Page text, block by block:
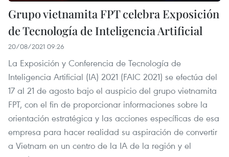
Grupo vietnamita FPT celebra Exposición
de Tecnología de Inteligencia Artificial
20/08/2021 09:26
La Exposición y Conferencia de Tecnología de
Inteligencia Artificial (IA) 2021 (FAIC 2021) se efectúa del
17 al 21 de agosto bajo el auspicio del grupo vietnamita
FPT, con el fin de proporcionar informaciones sobre la
orientación estratégica y las acciones específicas de esa
empresa para hacer realidad su aspiración de convertir
a Vietnam en un centro de la IA de la región y el